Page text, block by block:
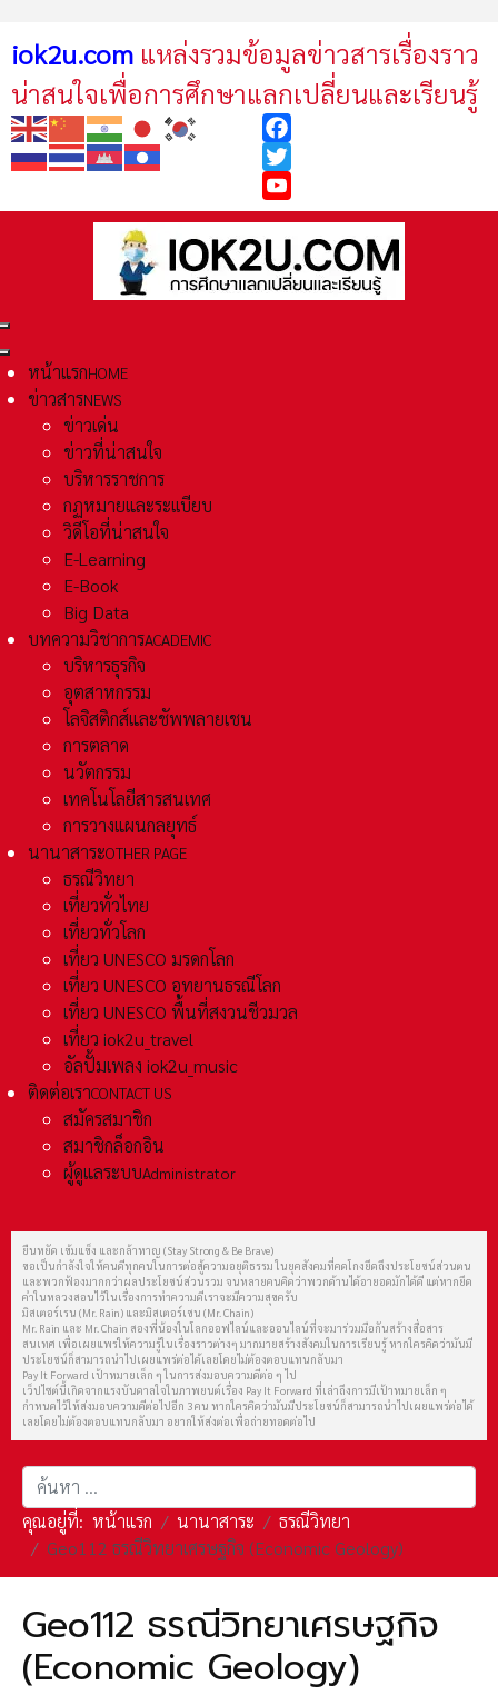
iok2u.com แหล่งรวมข้อมูลข่าวสารเรื่องราว
น่าสนใจเพื่อการศึกษาแลกเปลี่ยนและเรียนรู้
Facebook
Twitter
YouTube
หน้าแรกHOME
ข่าวสารNEWS
ข่าวเด่น
ข่าวที่น่าสนใจ
บริหารราชการ
กฏหมายและระเเบียบ
วิดีโอที่น่าสนใจ
E-Learning
E-Book
Big Data
บทความวิชาการACADEMIC
บริหารธุรกิจ
อุตสาหกรรม
โลจิสติกส์และชัพพลายเชน
การตลาด
นวัตกรรม
เทคโนโลยีสารสนเทศ
การวางแผนกลยุทธ์
นานาสาระOTHER PAGE
ธรณีวิทยา
เที่ยวทั่วไทย
เที่ยวทั่วโลก
เที่ยว UNESCO มรดกโลก
เที่ยว UNESCO อุทยานธรณีโลก
เที่ยว UNESCO พื้นที่สงวนชีวมวล
เที่ยว iok2u_travel
อัลปั้มเพลง iok2u_music
ติดต่อเราCONTACT US
สมัครสมาชิก
สมาชิกล็อกอิน
ผู้ดูแลระบบAdministrator
ยืนหยัด เข้มแข็ง และกล้าหาญ (Stay Strong & Be Brave)
ขอเป็นกำลังใจให้คนดีทุกคนในการต่อสู้ความอยุติธรรม ในยุคสังคมที่คดโกงยึดถึงประโยชน์ส่วนตน
และพวกฟ้องมากกว่าผลประโยชน์ส่วนรวม จนหลายคนคิดว่าพวกด้านได้อายอดมักได้ดี แต่หากยึด
คำในหลวงสอนไว้ในเรื่องการทำความดีเราจะมีความสุขครับ
มิสเตอร์เรน (Mr. Rain) และมิสเตอร์เชน (Mr. Chain)
Mr. Rain และ Mr. Chain สองพี่น้องในโลกออฟไลน์และออนไลน์ที่จะมาร่วมมือกันสร้างสื่อสาร
สนเทศ เพื่อเผยแพร่ให้ความรู้ในเรื่องราวต่างๆ มากมายสร้างสังคมในการเรียนรู้ หากใครคิดว่ามันมี
ประโยชน์ก็สามารถนำไปเผยแพร่ต่อได้เลยโดยไม่ต้องตอบแทนกลับมา
Pay It Forward เป้าหมายเล็ก ๆ ในการส่งมอบความดีต่อ ๆ ไป
เว็ปไซต์นี้เกิดจากแรงบันดาลใจในภาพยนต์เรื่อง Pay It Forward ที่เล่าถึงการมีเป้าหมายเล็ก ๆ
กำหนดไว้ให้ส่งมอบความดีต่อไปอีก 3 คน หากใครคิดว่ามันมีประโยชน์ก็สามารถนำไปเผยแพร่ต่อได้
เลยโดยไม่ต้องตอบแทนกลับมา อยากให้ส่งต่อเพื่อถ่ายทอดต่อไป
การค้นหา
คุณอยู่ที่: หน้าแรก นานาสาระ
ธรณีวิทยา
Geo112 ธรณีวิทยาเศรษฐกิจ (Economic Geology)
Geo112 ธรณีวิทยาเศรษฐกิจ
(Economic Geology)